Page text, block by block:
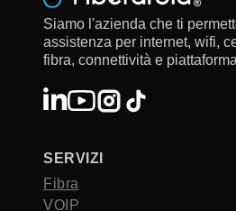
Siamo l'azienda che ti
assistenza per internet, wifi,
fibra, connettività e
SERVIZI
Fibra
VOIP